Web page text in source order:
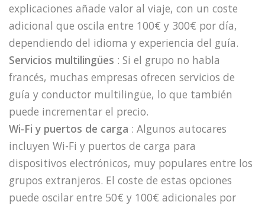
explicaciones añade valor al viaje, con un coste
adicional que oscila entre 100€ y 300€ por día,
dependiendo del idioma y experiencia del guía.
Servicios multilingües : Si el grupo no habla
francés, muchas empresas ofrecen servicios de
guía y conductor multilingüe, lo que también
puede incrementar el precio.
Wi-Fi y puertos de carga : Algunos autocares
incluyen Wi-Fi y puertos de carga para
dispositivos electrónicos, muy populares entre los
grupos extranjeros. El coste de estas opciones
puede oscilar entre 50€ y 100€ adicionales por